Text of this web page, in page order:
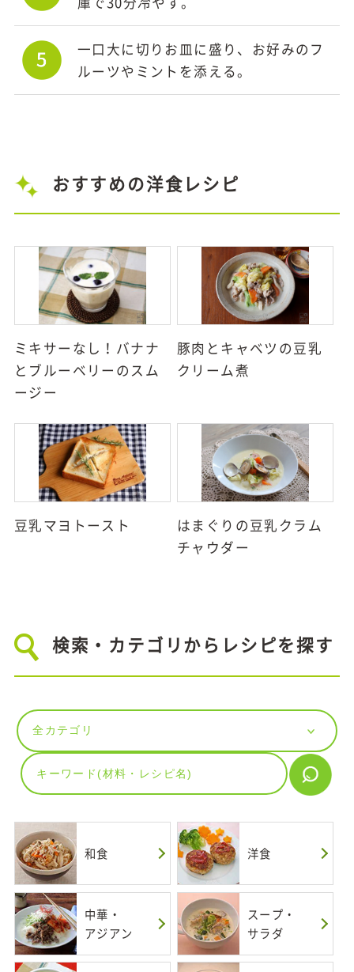
一口大に切りお皿に盛り、お好みのフ
ルーツやミントを添える。
おすすめの洋食レシピ
ミキサーなし！バナナ
とブルーベリーのスム
ージー
豚肉とキャベツの豆乳
クリーム煮
豆乳マヨトースト
はまぐりの豆乳クラム
チャウダー
検索・カテゴリからレシピを探す
和食 洋食
中華・
アジアン
スープ・
サラダ